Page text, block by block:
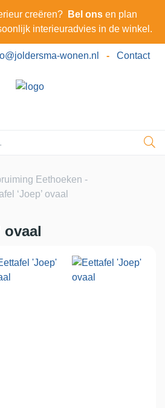
creëren? Bel ons en plan
interieuradvies in de winkel.
wonen.nl - Contact
Eethoeken -
‘Joep’ ovaal
ovaal